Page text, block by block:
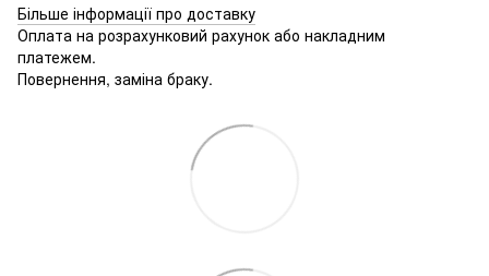
Більше інформації про доставку
Оплата на розрахунковий рахунок або накладним
платежем.
Повернення, заміна браку.